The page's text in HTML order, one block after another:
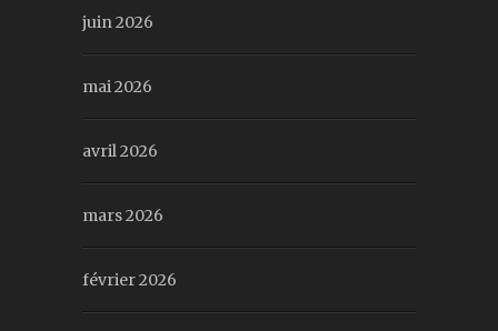
juin 2026
mai 2026
avril 2026
mars 2026
février 2026